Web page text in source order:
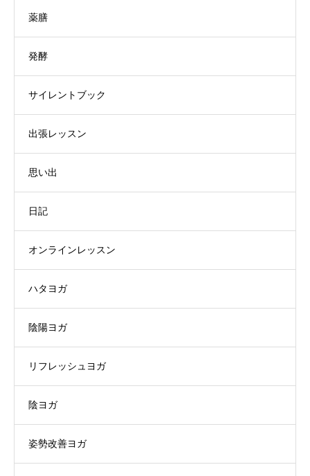
薬膳
発酵
サイレントブック
出張レッスン
思い出
日記
オンラインレッスン
ハタヨガ
陰陽ヨガ
リフレッシュヨガ
陰ヨガ
姿勢改善ヨガ